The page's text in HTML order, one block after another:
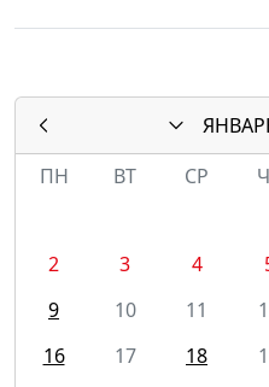
ПН
ВТ СР
2
3 4
9
10 11
16
17 18